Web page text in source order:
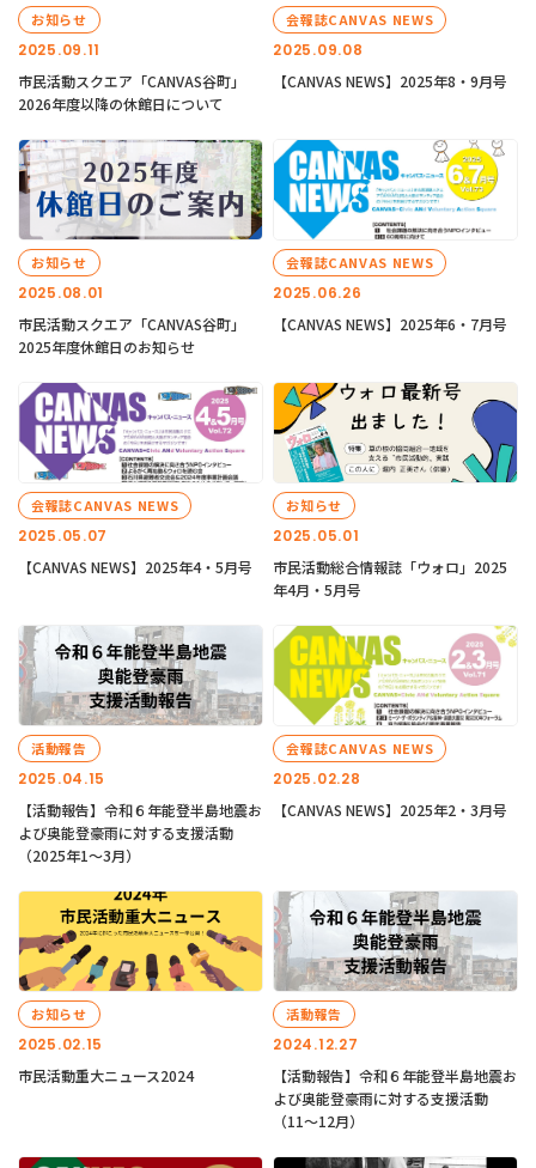
2025.09.11
お知らせ
市民活動スクエア「CANVAS谷町」
2026年度以降の休館日について
2025.09.08
会報誌CANVAS NEWS
【CANVAS NEWS】2025年8・9月号
2025.08.01
お知らせ
市民活動スクエア「CANVAS谷町」
2025年度休館日のお知らせ
2025.06.26
会報誌CANVAS NEWS
【CANVAS NEWS】2025年6・7月号
2025.05.07
会報誌CANVAS NEWS
【CANVAS NEWS】2025年4・5月号
2025.05.01
お知らせ
市民活動総合情報誌「ウォロ」2025
年4月・5月号
2025.04.15
活動報告
【活動報告】令和６年能登半島地震お
よび奥能登豪雨に対する支援活動
（2025年1〜3月）
2025.02.28
会報誌CANVAS NEWS
【CANVAS NEWS】2025年2・3月号
2025.02.15
お知らせ
市民活動重大ニュース2024
2024.12.27
活動報告
【活動報告】令和６年能登半島地震お
よび奥能登豪雨に対する支援活動
（11〜12月）